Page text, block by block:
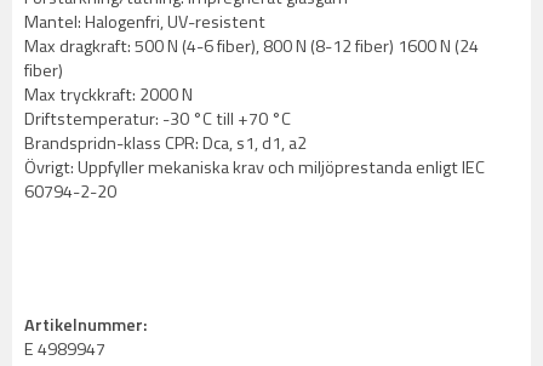
Mantel: Halogenfri, UV-resistent
Max dragkraft: 500 N (4-6 fiber), 800 N (8-12 fiber) 1600 N (24
fiber)
Max tryckkraft: 2000 N
Driftstemperatur: -30 °C till +70 °C
Brandspridn-klass CPR: Dca, s1, d1, a2
Övrigt: Uppfyller mekaniska krav och miljöprestanda enligt IEC
60794-2-20
Artikelnummer:
E 4989947